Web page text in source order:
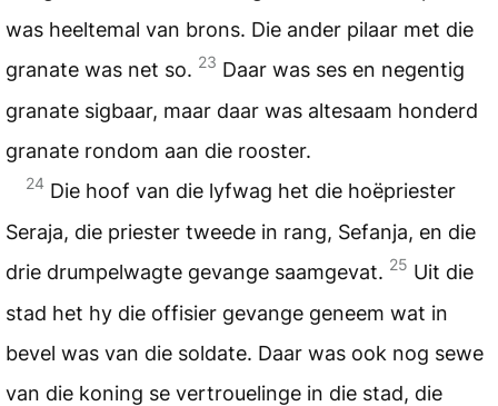
was heeltemal van brons. Die ander pilaar met die
granate was net so. 23 Daar was ses en negentig
granate sigbaar, maar daar was altesaam honderd
granate rondom aan die rooster.
24 Die hoof van die lyfwag het die hoëpriester
Seraja, die priester tweede in rang, Sefanja, en die
drie drumpelwagte gevange saamgevat. 25 Uit die
stad het hy die offisier gevange geneem wat in
bevel was van die soldate. Daar was ook nog sewe
van die koning se vertrouelinge in die stad, die